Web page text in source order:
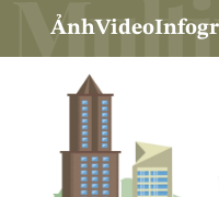
ẢnhVideo